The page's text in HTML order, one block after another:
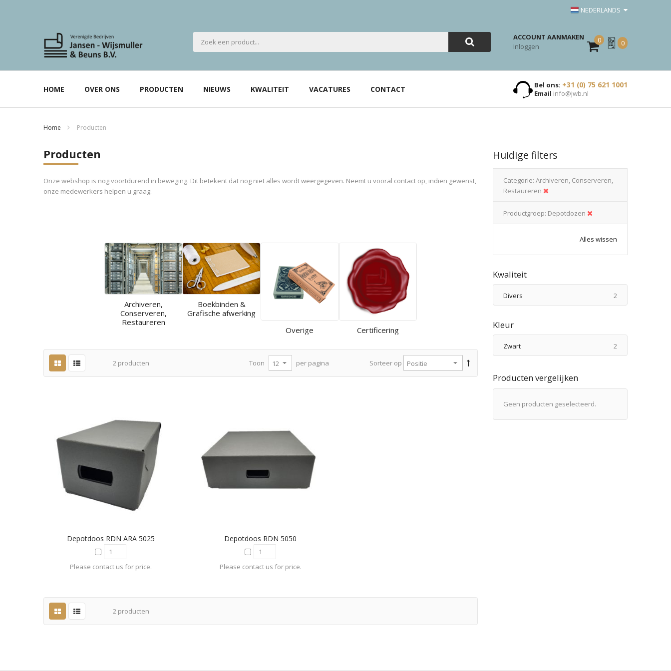
NEDERLANDS
ACCOUNT AANMAKEN
Inloggen
0
Mijn
Offerte
0
HOME OVER ONS PRODUCTEN NIEUWS KWALITEIT VACATURES CONTACT Bel ons: +31 (0) 75 621 1001
Email info@jwb.nl
Home Producten
Producten
Onze webshop is nog voortdurend in beweging. Dit betekent dat nog niet alles wordt weergegeven. Neemt u vooral contact op, indien gewenst,
onze medewerkers helpen u graag.
Archiveren,
Conserveren,
Restaureren
Boekbinden &
Grafische afwerking
Overige
Certificering
2 producten Sorteer op
Toon per pagina
Depotdoos RDN ARA 5025
Please contact us for price.
Depotdoos RDN 5050
Please contact us for price.
2 producten
Huidige filters
Categorie Archiveren, Conserveren,
Restaureren
Productgroep Depotdozen
Alles wissen
Kwaliteit
Divers 2
Kleur
Zwart 2
Producten vergelijken
Geen producten geselecteerd.